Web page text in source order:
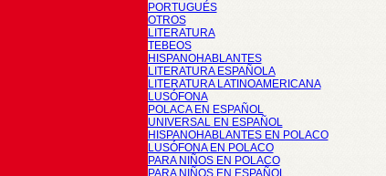
PORTUGUÉS
OTROS
LITERATURA
TEBEOS
HISPANOHABLANTES
LITERATURA ESPAÑOLA
LITERATURA LATINOAMERICANA
LUSÓFONA
POLACA EN ESPAÑOL
UNIVERSAL EN ESPAÑOL
HISPANOHABLANTES EN POLACO
LUSÓFONA EN POLACO
PARA NIÑOS EN POLACO
PARA NIÑOS EN ESPAÑOL